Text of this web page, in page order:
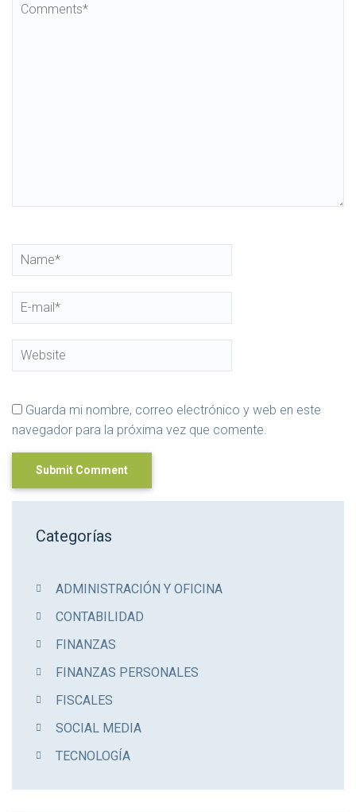
Guarda mi nombre, correo electrónico y web en este
navegador para la próxima vez que comente.
Categorías
ADMINISTRACIÓN Y OFICINA
CONTABILIDAD
FINANZAS
FINANZAS PERSONALES
FISCALES
SOCIAL MEDIA
TECNOLOGÍA